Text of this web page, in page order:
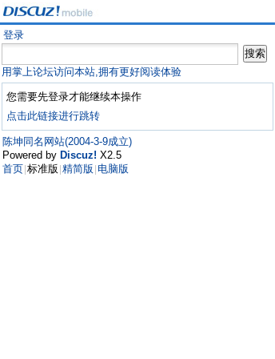
登录
用掌上论坛访问本站,拥有更好阅读体验
您需要先登录才能继续本操作
点击此链接进行跳转
陈坤同名网站(2004-3-9成立)
Powered by Discuz! X2.5
首页 标准版 精简版 电脑版